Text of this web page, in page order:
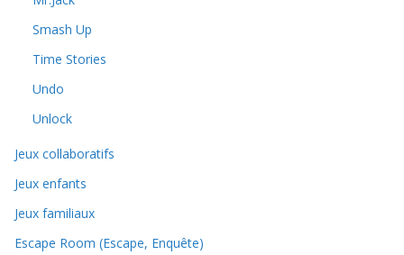
Smash Up
Time Stories
Undo
Unlock
Jeux collaboratifs
Jeux enfants
Jeux familiaux
Escape Room (Escape, Enquête)